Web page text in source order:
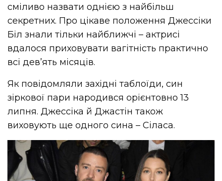
сміливо назвати однією з найбільш
секретних. Про цікаве положення Джессіки
Біл знали тільки найближчі – актрисі
вдалося приховувати вагітність практично
всі дев’ять місяців.
Як повідомляли західні таблоїди, син
зіркової пари народився орієнтовно 13
липня. Джессіка й Джастін також
виховують ще одного сина – Сіласа.